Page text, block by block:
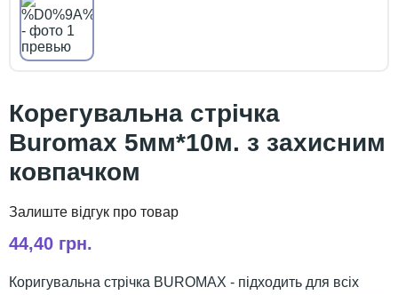
Корегувальна стрічка
Buromax 5мм*10м. з захисним
ковпачком
44,40 грн.
Коригувальна стрічка BUROMAX - підходить для всіх